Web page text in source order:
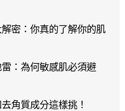
密：你真的了解你的肌
：為何敏感肌必須避
角質成分這樣挑！